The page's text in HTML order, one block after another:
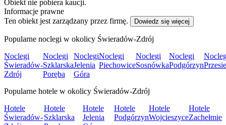
Obiekt nie pobiera kaucji.
Informacje prawne
Ten obiekt jest zarządzany przez firmę.
Dowiedz się więcej
Popularne noclegi w okolicy Świeradów-Zdrój
Noclegi
Świeradów-
Zdrój
Noclegi
Szklarska
Poręba
Noclegi
Jelenia
Góra
Noclegi
Piechowice
Noclegi
Sosnówka
Noclegi
Podgórzyn
Popularne hotele w okolicy Świeradów-Zdrój
Hotele
Świeradów-
Hotele
Szklarska
Hotele
Jelenia
Hotele
Podgórzyn
Hotele
Wojcieszyce
Hotele
Zachełmie